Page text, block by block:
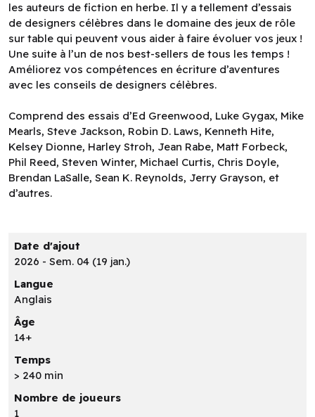
les auteurs de fiction en herbe. Il y a tellement d’essais
de designers célèbres dans le domaine des jeux de rôle
sur table qui peuvent vous aider à faire évoluer vos jeux !
Une suite à l’un de nos best-sellers de tous les temps !
Améliorez vos compétences en écriture d’aventures
avec les conseils de designers célèbres.
Comprend des essais d’Ed Greenwood, Luke Gygax, Mike
Mearls, Steve Jackson, Robin D. Laws, Kenneth Hite,
Kelsey Dionne, Harley Stroh, Jean Rabe, Matt Forbeck,
Phil Reed, Steven Winter, Michael Curtis, Chris Doyle,
Brendan LaSalle, Sean K. Reynolds, Jerry Grayson, et
d’autres.
Date d'ajout
2026 - Sem. 04 (19 jan.)
Langue
Anglais
Âge
14+
Temps
> 240 min
Nombre de joueurs
1